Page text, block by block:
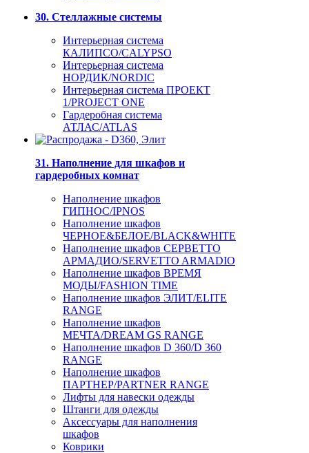
30. Стеллажные системы
Интерьерная система
КАЛИПСО/CALYPSO
Интерьерная система
НОРДИК/NORDIC
Интерьерная система ПРОЕКТ
1/PROJECT ONE
Гардеробная система
АТЛАС/ATLAS
31. Наполнение для шкафов и
гардеробных комнат
Наполнение шкафов
ГИПНОС/IPNOS
Наполнение шкафов
ЧЕРНОЕ&БЕЛОЕ/BLACK&WHITE
Наполнение шкафов СЕРВЕТТО
АРМАДИО/SERVETTO ARMADIO
Наполнение шкафов ВРЕМЯ
МОДЫ/FASHION TIME
Наполнение шкафов ЭЛИТ/ELITE
RANGE
Наполнение шкафов
МЕЧТА/DREAM GS RANGE
Наполнение шкафов D 360/D 360
RANGE
Наполнение шкафов
ПАРТНЕР/PARTNER RANGE
Лифты для навески одежды
Штанги для одежды
Аксессуары для наполнения
шкафов
Коврики